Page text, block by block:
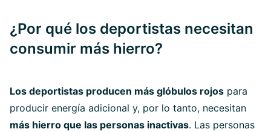
¿Por qué los deportistas necesitan
consumir más hierro?
Los deportistas producen más glóbulos rojos para
producir energía adicional y, por lo tanto, necesitan
más hierro que las personas inactivas. Las personas